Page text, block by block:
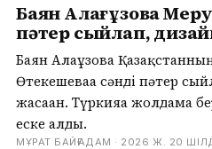
Баян Алағұзова
пәтер сыйлап,
Баян Алағұзова
Өтекешеваға сәнді пәтер
жасаған. Түркияға жолдама
еске алды.
МҰРАТ БАЙҒАДАМ · 2026 Ж. 20